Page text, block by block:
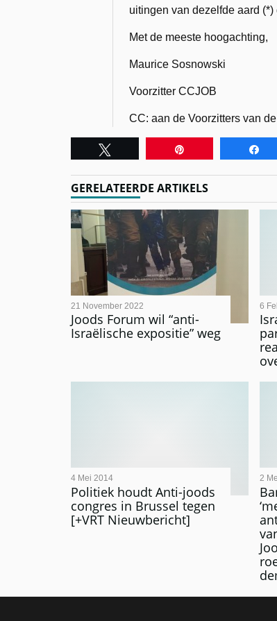
uitingen van dezelfde aard
Met de meeste hoogachting,
Maurice Sosnowski
Voorzitter CCJOB
CC: aan de Voorzitters van
GERELATEERDE ARTIKELS
Joods Forum wil “anti-
Israëlische expositie” weg
21 November 2022 6
Politiek houdt Anti-joods
congres in Brussel tegen
[+VRT Nieuwbericht]
4 Mei 2014 2